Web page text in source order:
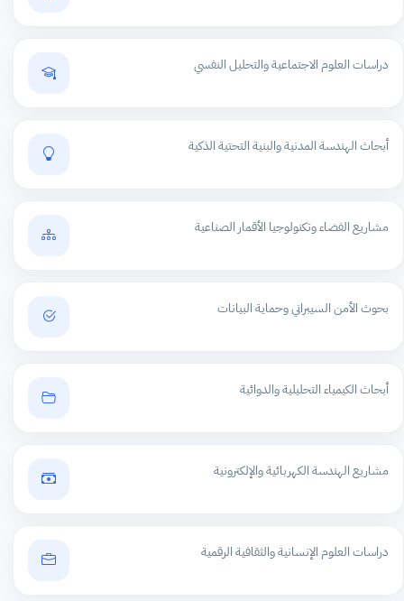
دراسات العلوم الاجتماعية والتحليل النفسي
أبحاث الهندسة المدنية والبنية التحتية الذكية
مشاريع الفضاء وتكنولوجيا الأقمار الصناعية
بحوث الأمن السيبراني وحماية البيانات
أبحاث الكيمياء التحليلية والدوائية
مشاريع الهندسة الكهربائية والإلكترونية
دراسات العلوم الإنسانية والثقافية الرقمية